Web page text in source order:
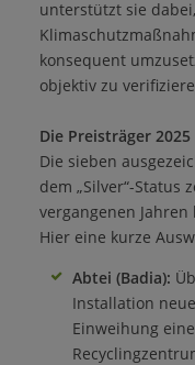
unterstützt sie
konsequent
objektiv zu
Die Preisträger
Die sieben
dem „Silver“-Status
vergangenen
Hier eine kurze
Abtei (Badia):
Installation
Einweihung